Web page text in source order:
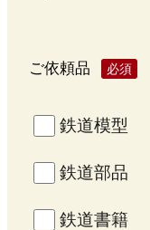
ご依頼品 必須
鉄道模型
鉄道部品
鉄道書籍